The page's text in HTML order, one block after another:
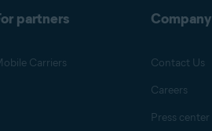
partners
Carriers
Company
Contact Us
Careers
Press center